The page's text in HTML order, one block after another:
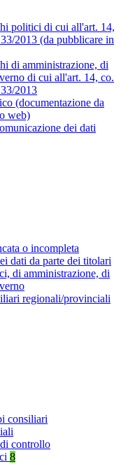
politici di cui all'art. 14,
2013 (da pubblicare in
di amministrazione, di
di cui all'art. 14, co.
2013
(documentazione da
web)
dei dati
o incompleta
dati da parte dei titolari
di amministrazione, di
regionali/provinciali
consiliari
controllo
8